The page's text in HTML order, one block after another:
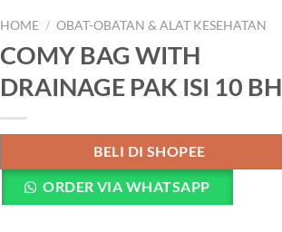
HOME / OBAT-OBATAN & ALAT KESEHATAN
COMY BAG WITH
DRAINAGE PAK ISI 10 BH
BELI DI SHOPEE
ORDER VIA WHATSAPP